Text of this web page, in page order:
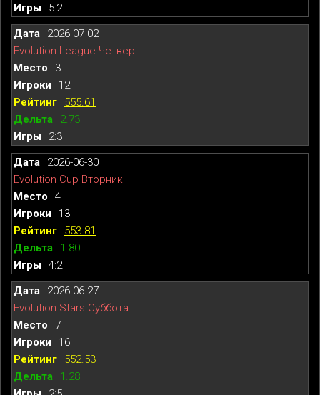
5:2
2026-07-02
Evolution League Четверг
3
12
555.61
2.73
2:3
2026-06-30
Evolution Cup Вторник
4
13
553.81
1.80
4:2
2026-06-27
Evolution Stars Суббота
7
16
552.53
1.28